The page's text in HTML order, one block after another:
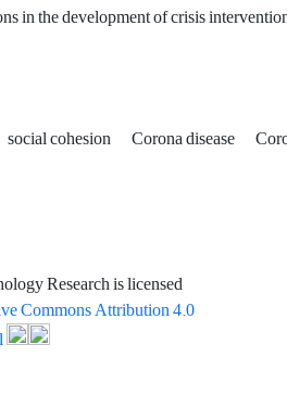
in the development of crisis
social cohesion Corona disease
Research is licensed
Commons Attribution 4.0